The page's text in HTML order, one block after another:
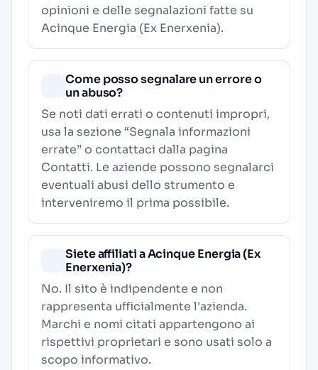
opinioni e delle segnalazioni fatte su
Acinque Energia (Ex Enerxenia).
Come posso segnalare un errore o
un abuso?
Se noti dati errati o contenuti impropri,
usa la sezione “Segnala informazioni
errate” o contattaci dalla pagina
Contatti. Le aziende possono segnalarci
eventuali abusi dello strumento e
interveniremo il prima possibile.
Siete affiliati a Acinque Energia (Ex
Enerxenia)?
No. Il sito è indipendente e non
rappresenta ufficialmente l'azienda.
Marchi e nomi citati appartengono ai
rispettivi proprietari e sono usati solo a
scopo informativo.